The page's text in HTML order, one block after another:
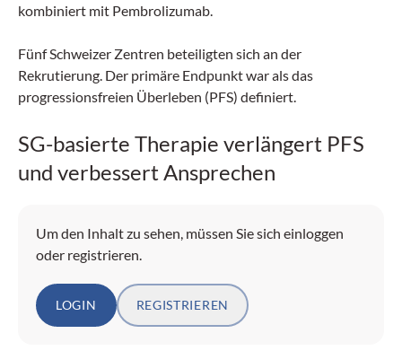
kombiniert mit Pembrolizumab.
Fünf Schweizer Zentren beteiligten sich an der
Rekrutierung. Der primäre Endpunkt war als das
progressionsfreien Überleben (PFS) definiert.
SG-basierte Therapie verlängert PFS
und verbessert Ansprechen
Um den Inhalt zu sehen, müssen Sie sich einloggen
oder registrieren.
LOGIN REGISTRIEREN